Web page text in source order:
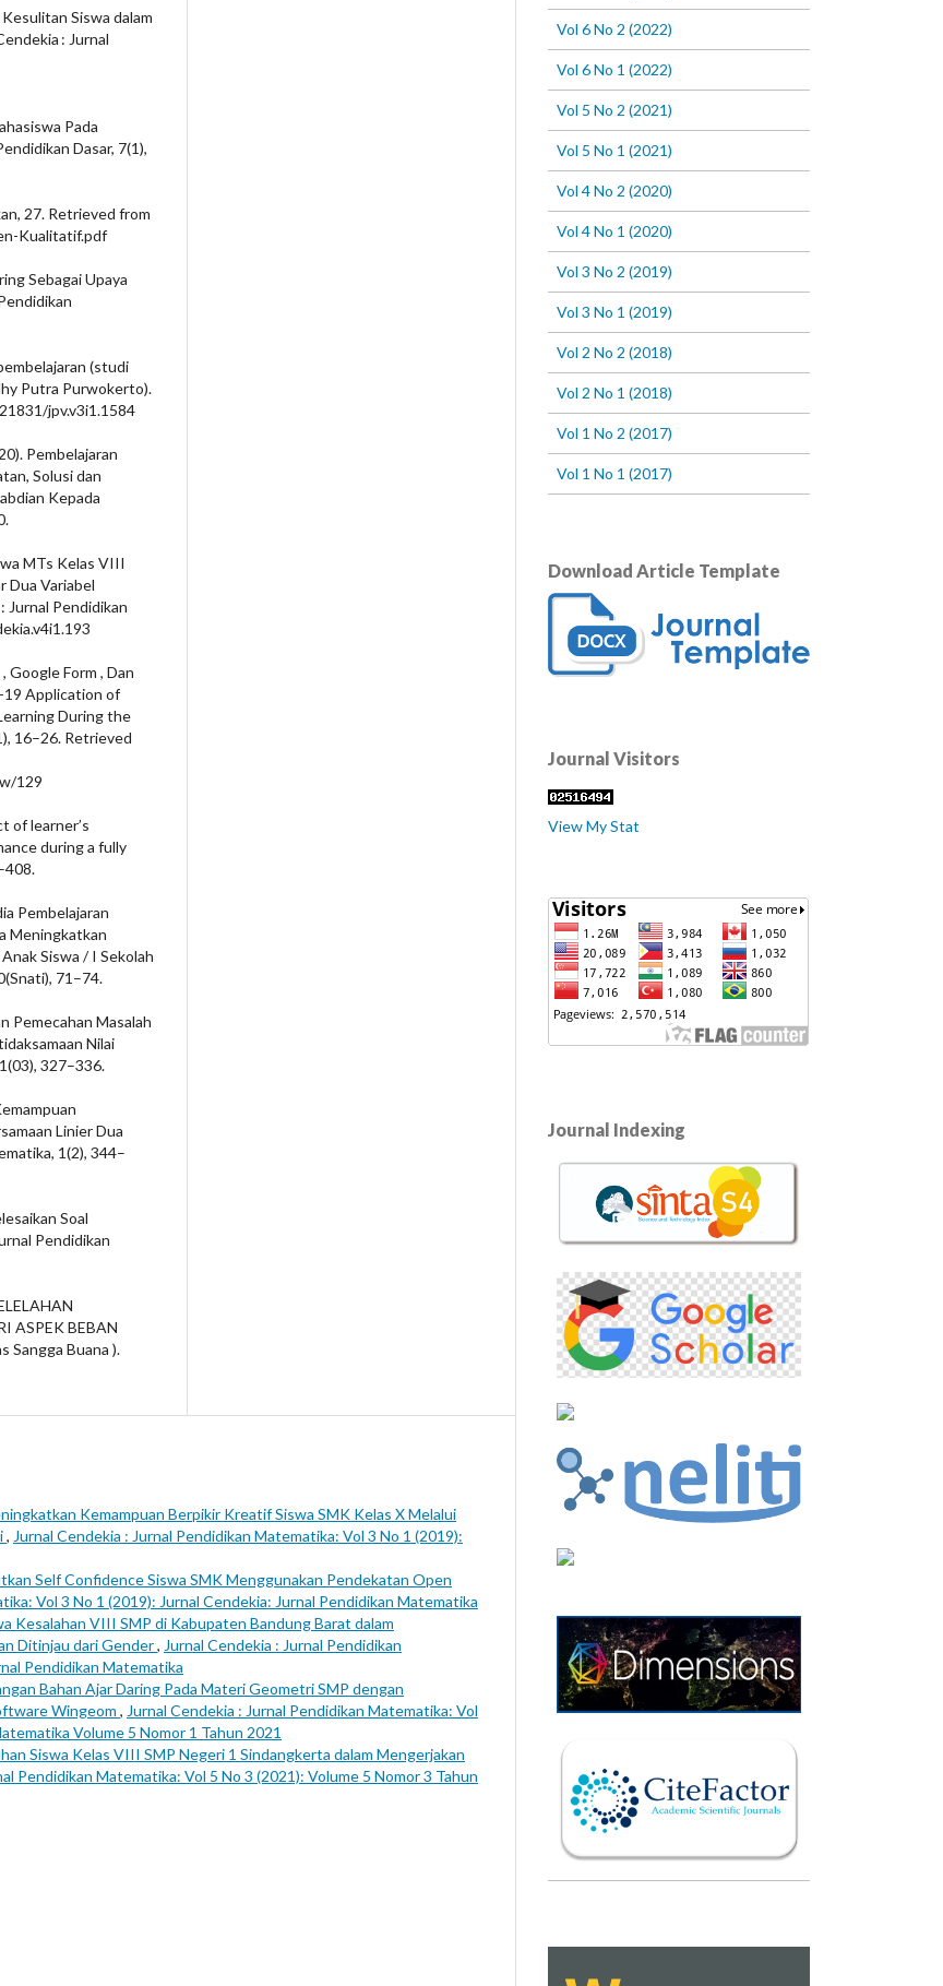
Siswa dalam
: Jurnal
Pada
Dasar, 7(1),
27. Retrieved from
Kualitatif.pdf
Sebagai Upaya
(studi
Putra Purwokerto).
jpv.v3i1.1584
Pembelajaran
Solusi dan
Kepada
MTs Kelas VIII
Dua Variabel
Jurnal Pendidikan
Google Form , Dan
19 Application of
During the
16–26. Retrieved
129
of learner’s
during a fully
Pembelajaran
Meningkatkan
Siswa / I Sekolah
71–74.
Pemecahan Masalah
Nilai
327–336.
Linier Dua
1(2), 344–
Soal
Pendidikan
ASPEK BEBAN
Sangga Buana ).
Kemampuan Berpikir Kreatif Siswa SMK Kelas X Melalui
, Jurnal Cendekia : Jurnal Pendidikan Matematika: Vol 3 No 1 (2019):
Self Confidence Siswa SMK Menggunakan Pendekatan Open
Vol 3 No 1 (2019): Jurnal Cendekia: Jurnal Pendidikan Matematika
Kesalahan VIII SMP di Kabupaten Bandung Barat dalam
Ditinjau dari Gender, Jurnal Cendekia : Jurnal Pendidikan
Pendidikan Matematika
Bahan Ajar Daring Pada Materi Geometri SMP dengan
Wingeom , Jurnal Cendekia : Jurnal Pendidikan Matematika: Vol
Volume 5 Nomor 1 Tahun 2021
Siswa Kelas VIII SMP Negeri 1 Sindangkerta dalam Mengerjakan
Pendidikan Matematika: Vol 5 No 3 (2021): Volume 5 Nomor 3 Tahun
Vol 6 No 2 (2022)
Vol 6 No 1 (2022)
Vol 5 No 2 (2021)
Vol 5 No 1 (2021)
Vol 4 No 2 (2020)
Vol 4 No 1 (2020)
Vol 3 No 2 (2019)
Vol 3 No 1 (2019)
Vol 2 No 2 (2018)
Vol 2 No 1 (2018)
Vol 1 No 2 (2017)
Vol 1 No 1 (2017)
Download Article Template
Journal Visitors
View My Stat
Journal Indexing